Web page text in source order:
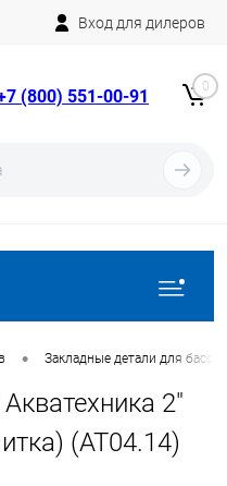
Вход для дилеров
(800) 551-00-91 0
• Закладные детали для
2"
(AT04.14)